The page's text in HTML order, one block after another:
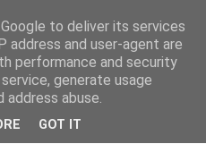
to deliver its services
address and user-agent are
performance and security
generate usage
abuse.
GOT IT